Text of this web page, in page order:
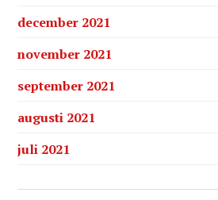
december 2021
november 2021
september 2021
augusti 2021
juli 2021